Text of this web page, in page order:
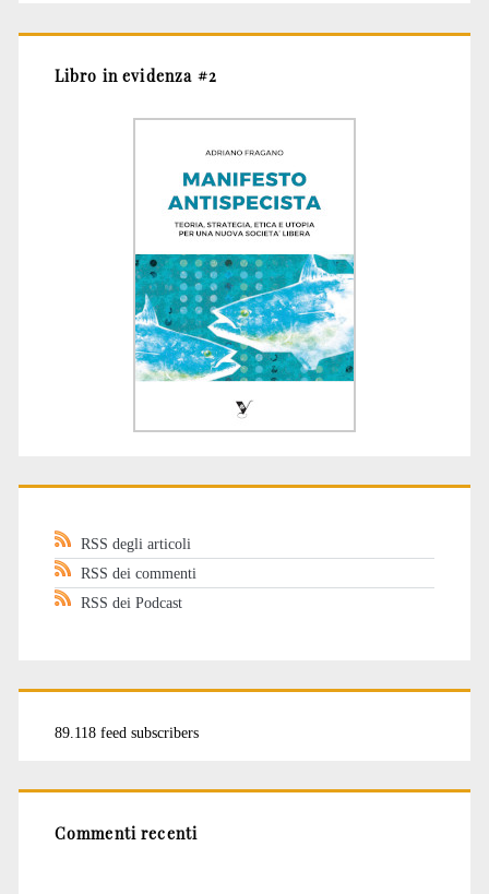
Libro in evidenza #2
RSS degli articoli
RSS dei commenti
RSS dei Podcast
89.118 feed subscribers
Commenti recenti